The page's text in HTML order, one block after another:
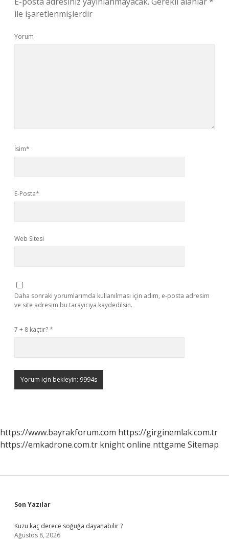
ile işaretlenmişlerdir
Yorum
İsim*
E-Posta*
Web Sitesi
Daha sonraki yorumlarımda kullanılması için adım, e-posta adresim
ve site adresim bu tarayıcıya kaydedilsin.
7 + 8 kaçtır?*
https://www.bayrakforum.com https://girginemlak.com.tr
https://emkadrone.com.tr knight online nttgame Sitemap
Sidebar
Son Yazılar
Kuzu kaç derece soğuğa dayanabilir ?
Ağustos 8, 2026